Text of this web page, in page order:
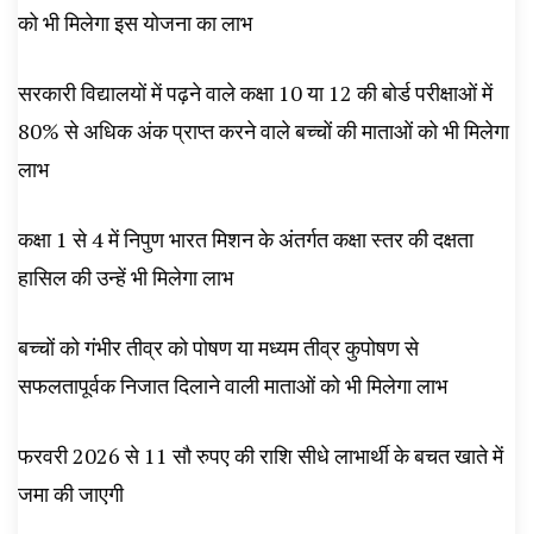
को भी मिलेगा इस योजना का लाभ
सरकारी विद्यालयों में पढ़ने वाले कक्षा 10 या 12 की बोर्ड परीक्षाओं में
80% से अधिक अंक प्राप्त करने वाले बच्चों की माताओं को भी मिलेगा
लाभ
कक्षा 1 से 4 में निपुण भारत मिशन के अंतर्गत कक्षा स्तर की दक्षता
हासिल की उन्हें भी मिलेगा लाभ
बच्चों को गंभीर तीव्र को पोषण या मध्यम तीव्र कुपोषण से
सफलतापूर्वक निजात दिलाने वाली माताओं को भी मिलेगा लाभ
फरवरी 2026 से 11 सौ रुपए की राशि सीधे लाभार्थी के बचत खाते में
जमा की जाएगी